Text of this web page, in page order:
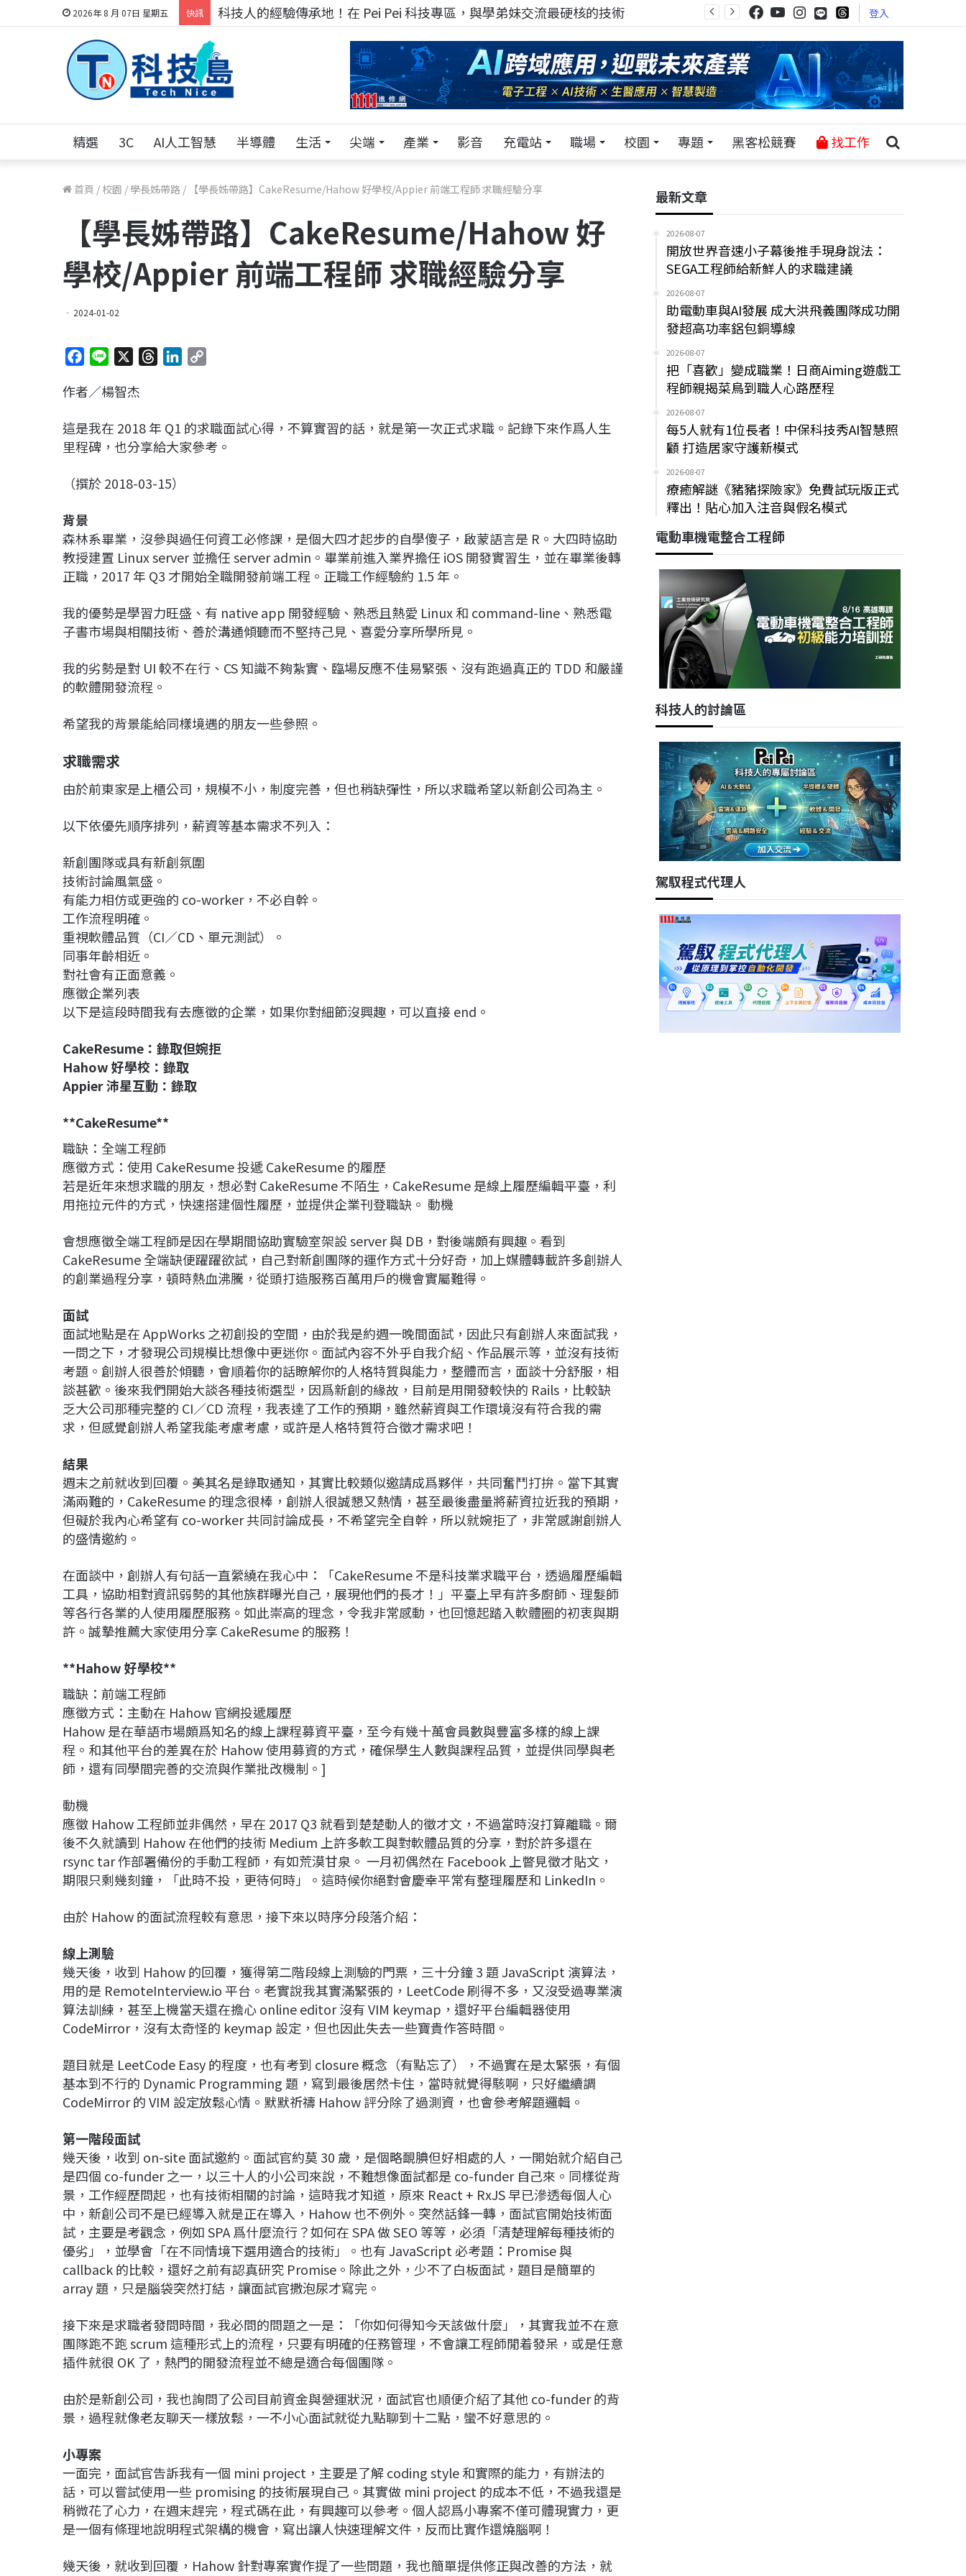
2026年 8 月 07日 星期五 快訊 科技人的經驗傳承地！在 Pei Pei 科技專區，與學弟妹交流最硬核的技術 登入
精選 3C AI人工智慧 半導體 生活 尖端 產業 影音 充電站 職場 校園 專題 黑客松競賽 找工作
首頁 / 校園 / 學長姊帶路 / 【學長姊帶路】CakeResume/Hahow 好學校/Appier 前端工程師 求職經驗分享
【學長姊帶路】CakeResume/Hahow 好
學校/Appier 前端工程師 求職經驗分享
2024-01-02
c
b
o
k
n
a
d
e
d
L
i
作者／楊智杰
這是我在 2018 年 Q1 的求職面試心得，不算實習的話，就是第一次正式求職。記錄下來作爲人生
里程碑，也分享給大家參考。
（撰於 2018-03-15）
背景
森林系畢業，沒參與過任何資工必修課，是個大四才起步的自學傻子，啟蒙語言是 R。大四時協助
教授建置 Linux server 並擔任 server admin。畢業前進入業界擔任 iOS 開發實習生，並在畢業後轉
正職，2017 年 Q3 才開始全職開發前端工程。正職工作經驗約 1.5 年。
我的優勢是學習力旺盛、有 native app 開發經驗、熟悉且熱愛 Linux 和 command-line、熟悉電
子書市場與相關技術、善於溝通傾聽而不堅持己見、喜愛分享所學所見。
我的劣勢是對 UI 較不在行、CS 知識不夠紮實、臨場反應不佳易緊張、沒有跑過真正的 TDD 和嚴謹
的軟體開發流程。
希望我的背景能給同樣境遇的朋友一些參照。
求職需求
由於前東家是上櫃公司，規模不小，制度完善，但也稍缺彈性，所以求職希望以新創公司為主。
以下依優先順序排列，薪資等基本需求不列入：
新創團隊或具有新創氛圍
技術討論風氣盛。
有能力相仿或更強的 co-worker，不必自幹。
工作流程明確。
重視軟體品質（CI／CD、單元測試）。
同事年齡相近。
對社會有正面意義。
應徵企業列表
以下是這段時間我有去應徵的企業，如果你對細節沒興趣，可以直接 end。
CakeResume：錄取但婉拒
Hahow 好學校：錄取
Appier 沛星互動：錄取
**CakeResume**
職缺：全端工程師
應徵方式：使用 CakeResume 投遞 CakeResume 的履歷
若是近年來想求職的朋友，想必對 CakeResume 不陌生，CakeResume 是線上履歷編輯平臺，利
用拖拉元件的方式，快速搭建個性履歷，並提供企業刊登職缺。 動機
會想應徵全端工程師是因在學期間協助實驗室架設 server 與 DB，對後端頗有興趣。看到
CakeResume 全端缺便躍躍欲試，自己對新創團隊的運作方式十分好奇，加上媒體轉載許多創辦人
的創業過程分享，頓時熱血沸騰，從頭打造服務百萬用戶的機會實屬難得。
面試
面試地點是在 AppWorks 之初創投的空間，由於我是約週一晚間面試，因此只有創辦人來面試我，
一問之下，才發現公司規模比想像中更迷你。面試內容不外乎自我介紹、作品展示等，並沒有技術
考題。創辦人很善於傾聽，會順着你的話瞭解你的人格特質與能力，整體而言，面談十分舒服，相
談甚歡。後來我們開始大談各種技術選型，因爲新創的緣故，目前是用開發較快的 Rails，比較缺
乏大公司那種完整的 CI／CD 流程，我表達了工作的預期，雖然薪資與工作環境沒有符合我的需
求，但感覺創辦人希望我能考慮考慮，或許是人格特質符合徵才需求吧！
結果
週末之前就收到回覆。美其名是錄取通知，其實比較類似邀請成爲夥伴，共同奮鬥打拚。當下其實
滿兩難的，CakeResume 的理念很棒，創辦人很誠懇又熱情，甚至最後盡量將薪資拉近我的預期，
但礙於我內心希望有 co-worker 共同討論成長，不希望完全自幹，所以就婉拒了，非常感謝創辦人
的盛情邀約。
在面談中，創辦人有句話一直縈繞在我心中：「CakeResume 不是科技業求職平台，透過履歷編輯
工具，協助相對資訊弱勢的其他族群曝光自己，展現他們的長才！」平臺上早有許多廚師、理髮師
等各行各業的人使用履歷服務。如此崇高的理念，令我非常感動，也回憶起踏入軟體圈的初衷與期
許。誠摯推薦大家使用分享 CakeResume 的服務！
**Hahow 好學校**
職缺：前端工程師
應徵方式：主動在 Hahow 官網投遞履歷
Hahow 是在華語市場頗爲知名的線上課程募資平臺，至今有幾十萬會員數與豐富多樣的線上課
程。和其他平台的差異在於 Hahow 使用募資的方式，確保學生人數與課程品質，並提供同學與老
師，還有同學間完善的交流與作業批改機制。]
動機
應徵 Hahow 工程師並非偶然，早在 2017 Q3 就看到楚楚動人的徵才文，不過當時沒打算離職。爾
後不久就讀到 Hahow 在他們的技術 Medium 上許多軟工與對軟體品質的分享，對於許多還在
rsync tar 作部署備份的手動工程師，有如荒漠甘泉。 一月初偶然在 Facebook 上瞥見徵才貼文，
期限只剩幾刻鐘，「此時不投，更待何時」。這時候你絕對會慶幸平常有整理履歷和 LinkedIn。
由於 Hahow 的面試流程較有意思，接下來以時序分段落介紹：
線上測驗
幾天後，收到 Hahow 的回覆，獲得第二階段線上測驗的門票，三十分鐘 3 題 JavaScript 演算法，
用的是 RemoteInterview.io 平台。老實說我其實滿緊張的，LeetCode 刷得不多，又沒受過專業演
算法訓練，甚至上機當天還在擔心 online editor 沒有 VIM keymap，還好平台編輯器使用
CodeMirror，沒有太奇怪的 keymap 設定，但也因此失去一些寶貴作答時間。
題目就是 LeetCode Easy 的程度，也有考到 closure 概念（有點忘了），不過實在是太緊張，有個
基本到不行的 Dynamic Programming 題，寫到最後居然卡住，當時就覺得駭啊，只好繼續調
CodeMirror 的 VIM 設定放鬆心情。默默祈禱 Hahow 評分除了過測資，也會參考解題邏輯。
第一階段面試
幾天後，收到 on-site 面試邀約。面試官約莫 30 歲，是個略靦腆但好相處的人，一開始就介紹自己
是四個 co-funder 之一，以三十人的小公司來說，不難想像面試都是 co-funder 自己來。同樣從背
景，工作經歷問起，也有技術相關的討論，這時我才知道，原來 React + RxJS 早已滲透每個人心
中，新創公司不是已經導入就是正在導入，Hahow 也不例外。突然話鋒一轉，面試官開始技術面
試，主要是考觀念，例如 SPA 爲什麼流行？如何在 SPA 做 SEO 等等，必須「清楚理解每種技術的
優劣」，並學會「在不同情境下選用適合的技術」。也有 JavaScript 必考題：Promise 與
callback 的比較，還好之前有認真研究 Promise。除此之外，少不了白板面試，題目是簡單的
array 題，只是腦袋突然打結，讓面試官撒泡尿才寫完。
接下來是求職者發問時間，我必問的問題之一是：「你如何得知今天該做什麼」，其實我並不在意
團隊跑不跑 scrum 這種形式上的流程，只要有明確的任務管理，不會讓工程師閒着發呆，或是任意
插件就很 OK 了，熱門的開發流程並不總是適合每個團隊。
由於是新創公司，我也詢問了公司目前資金與營運狀況，面試官也順便介紹了其他 co-funder 的背
景，過程就像老友聊天一樣放鬆，一不小心面試就從九點聊到十二點，蠻不好意思的。
小專案
一面完，面試官告訴我有一個 mini project，主要是了解 coding style 和實際的能力，有辦法的
話，可以嘗試使用一些 promising 的技術展現自己。其實做 mini project 的成本不低，不過我還是
稍微花了心力，在週末趕完，程式碼在此，有興趣可以參考。個人認爲小專案不僅可體現實力，更
是一個有條理地說明程式架構的機會，寫出讓人快速理解文件，反而比實作還燒腦啊！
幾天後，就收到回覆，Hahow 針對專案實作提了一些問題，我也簡單提供修正與改善的方法，就
最新文章
2026-08-07
開放世界音速小子幕後推手現身說法：
SEGA工程師給新鮮人的求職建議
2026-08-07
助電動車與AI發展 成大洪飛義團隊成功開
發超高功率鋁包銅導線
2026-08-07
把「喜歡」變成職業！日商Aiming遊戲工
程師親揭菜鳥到職人心路歷程
2026-08-07
每5人就有1位長者！中保科技秀AI智慧照
顧 打造居家守護新模式
2026-08-07
療癒解謎《豬豬探險家》免費試玩版正式
釋出！貼心加入注音與假名模式
電動車機電整合工程師
科技人的討論區
駕馭程式代理人